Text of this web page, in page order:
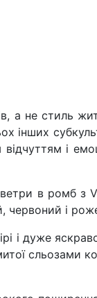
а не стиль
інших
і
в ромб з
червоний і
і дуже яскраво
сльозами